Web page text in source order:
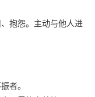
抱怨。主动与他人进
者。